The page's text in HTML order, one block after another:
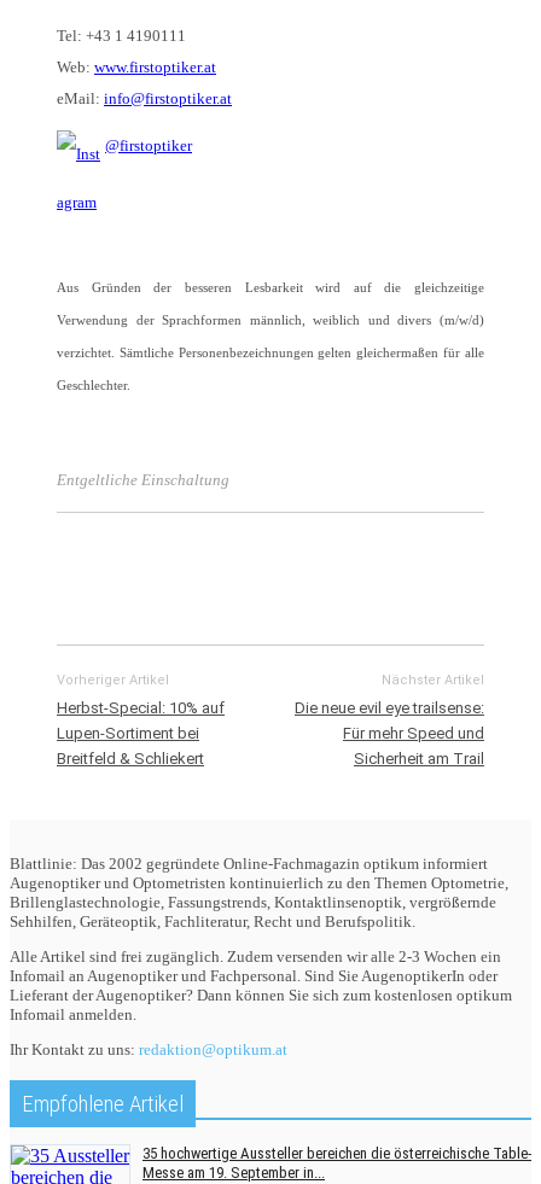
Tel: +43 1 4190111
Web: www.firstoptiker.at
eMail: info@firstoptiker.at
@firstoptiker
Aus Gründen der besseren Lesbarkeit wird auf die gleichzeitige
Verwendung der Sprachformen männlich, weiblich und divers (m/w/d)
verzichtet. Sämtliche Personenbezeichnungen gelten gleichermaßen für alle
Geschlechter.
Entgeltliche Einschaltung
Vorheriger Artikel
Herbst-Special: 10% auf
Lupen-Sortiment bei
Breitfeld & Schliekert
Nächster Artikel
Die neue evil eye trailsense:
Für mehr Speed und
Sicherheit am Trail
Blattlinie: Das 2002 gegründete Online-Fachmagazin optikum informiert
Augenoptiker und Optometristen kontinuierlich zu den Themen Optometrie,
Brillenglastechnologie, Fassungstrends, Kontaktlinsenoptik, vergrößernde
Sehhilfen, Geräteoptik, Fachliteratur, Recht und Berufspolitik.
Alle Artikel sind frei zugänglich. Zudem versenden wir alle 2-3 Wochen ein
Infomail an Augenoptiker und Fachpersonal. Sind Sie AugenoptikerIn oder
Lieferant der Augenoptiker? Dann können Sie sich zum kostenlosen optikum
Infomail anmelden.
Ihr Kontakt zu uns: redaktion@optikum.at
Empfohlene Artikel
35 hochwertige Aussteller bereichen die österreichische Table-
Messe am 19. September in...